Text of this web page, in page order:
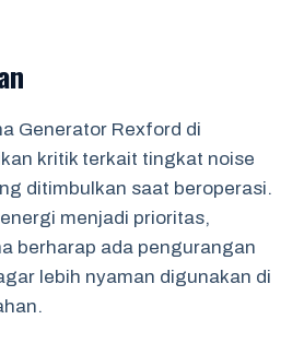
Generator Rexford di
kritik terkait tingkat noise
ditimbulkan saat beroperasi.
menjadi prioritas,
berharap ada pengurangan
lebih nyaman digunakan di